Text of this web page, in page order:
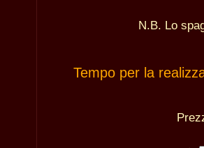
N.B. Lo
Tempo per la